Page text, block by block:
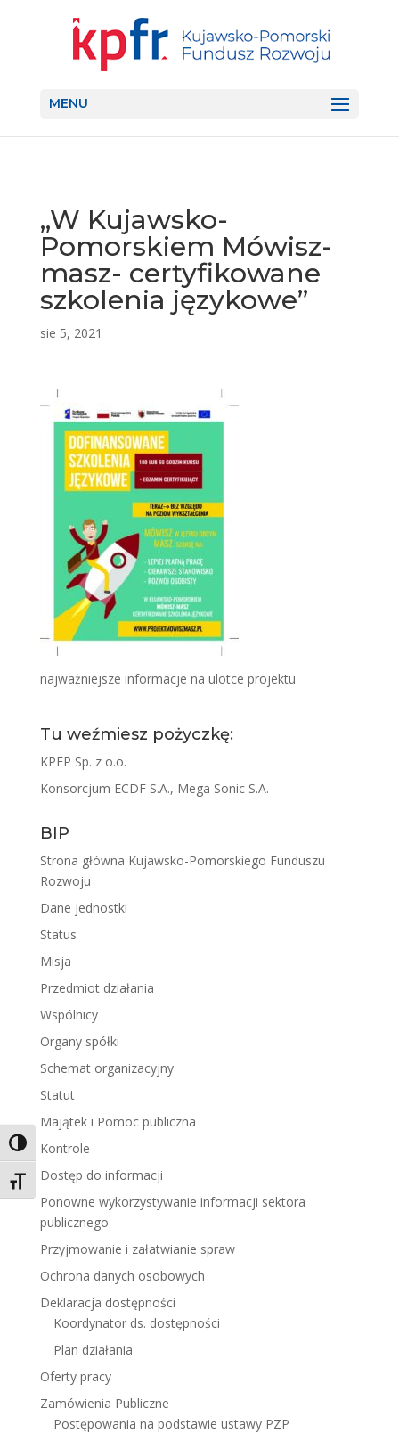
Toggle High Contrast
Toggle Font size
MENU
„W Kujawsko-
Pomorskiem Mówisz-
masz- certyfikowane
szkolenia językowe”
sie 5, 2021
najważniejsze informacje na ulotce projektu
Tu weźmiesz pożyczkę:
KPFP Sp. z o.o.
Konsorcjum ECDF S.A., Mega Sonic S.A.
BIP
Strona główna Kujawsko-Pomorskiego Funduszu
Rozwoju
Dane jednostki
Status
Misja
Przedmiot działania
Wspólnicy
Organy spółki
Schemat organizacyjny
Statut
Majątek i Pomoc publiczna
Kontrole
Dostęp do informacji
Ponowne wykorzystywanie informacji sektora
publicznego
Przyjmowanie i załatwianie spraw
Ochrona danych osobowych
Deklaracja dostępności
Koordynator ds. dostępności
Plan działania
Oferty pracy
Zamówienia Publiczne
Postępowania na podstawie ustawy PZP